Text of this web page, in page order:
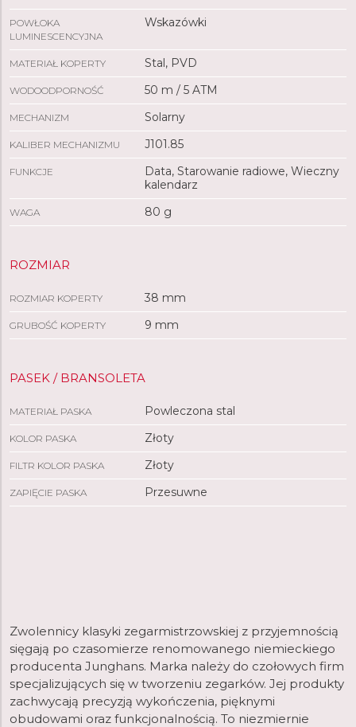
POWŁOKA
LUMINESCENCYJNA
Wskazówki
MATERIAŁ KOPERTY Stal, PVD
WODOODPORNOŚĆ 50 m / 5 ATM
MECHANIZM Solarny
KALIBER MECHANIZMU J101.85
FUNKCJE
Data, Starowanie radiowe, Wieczny
kalendarz
WAGA 80 g
ROZMIAR
ROZMIAR KOPERTY 38 mm
GRUBOŚĆ KOPERTY 9 mm
PASEK / BRANSOLETA
MATERIAŁ PASKA Powleczona stal
KOLOR PASKA Złoty
FILTR KOLOR PASKA Złoty
ZAPIĘCIE PASKA Przesuwne
Zwolennicy klasyki zegarmistrzowskiej z przyjemnością
sięgają po czasomierze renomowanego niemieckiego
producenta Junghans. Marka należy do czołowych firm
specjalizujących się w tworzeniu zegarków. Jej produkty
zachwycają precyzją wykończenia, pięknymi
obudowami oraz funkcjonalnością. To niezmiernie